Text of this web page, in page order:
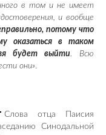
в том и не имеет
и вообще
потому что
оказаться в таком
будет выйти. Всю
они».
Слова отца Паисия
Синодальной